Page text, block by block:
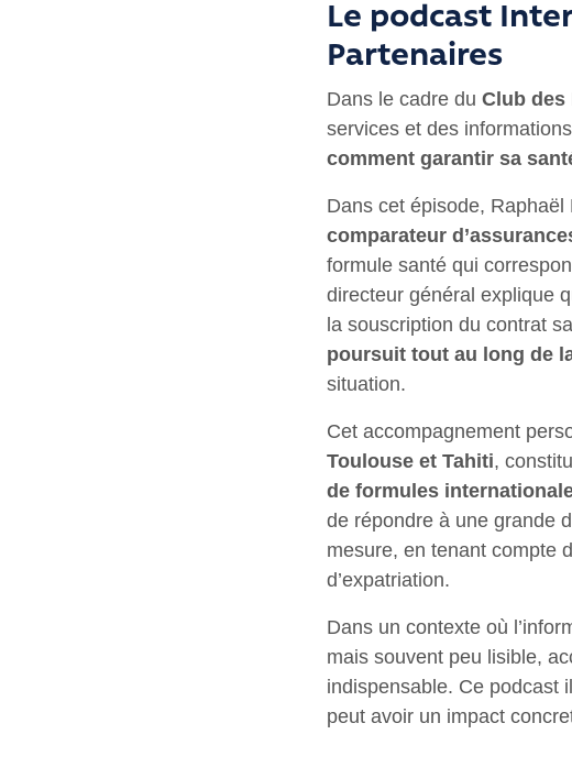
Le podcast
Partenaires
Dans le cadre du Club des
services et des
comment garantir sa
Dans cet épisode, Raphaël
comparateur
formule santé qui
directeur général explique
la souscription du contrat
poursuit tout au long de
situation.
Cet accompagnement
Toulouse et Tahiti,
de formules
de répondre à une grande
mesure, en tenant compte
d’expatriation.
Dans un contexte où
mais souvent peu lisible,
indispensable. Ce podcast
peut avoir un impact